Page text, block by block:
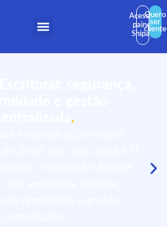
Acessar
painel
Shipay
Quero
ser
cliente
.